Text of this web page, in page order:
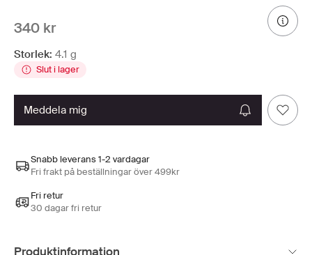
340 kr
Storlek: 4.1 g
Slut i lager
meddela mig
Snabb leverans 1-2 vardagar
Fri frakt på beställningar över 499kr
Fri retur
30 dagar fri retur
Produktinformation